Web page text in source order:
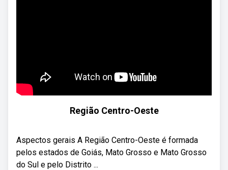
Região Centro-Oeste
Aspectos gerais A Região Centro-Oeste é formada
pelos estados de Goiás, Mato Grosso e Mato Grosso
do Sul e pelo Distrito ...